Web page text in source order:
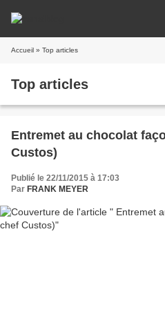
Accueil » Top articles
Top articles
Entremet au chocolat
Custos)
Publié le 22/11/2015 à 17:03
Par FRANK MEYER